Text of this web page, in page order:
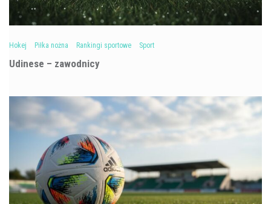
Hokej Piłka nożna Rankingi sportowe Sport
Udinese – zawodnicy